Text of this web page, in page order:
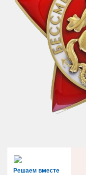
Решаем вместе